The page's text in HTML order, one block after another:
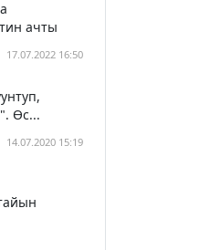
ачты
17.07.2022 16:50
Өс...
14.07.2020 15:19